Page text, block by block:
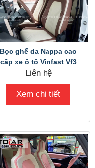
Bọc ghế da Nappa cao
cấp xe ô tô Vinfast Vf3
Liên hệ
Xem chi tiết